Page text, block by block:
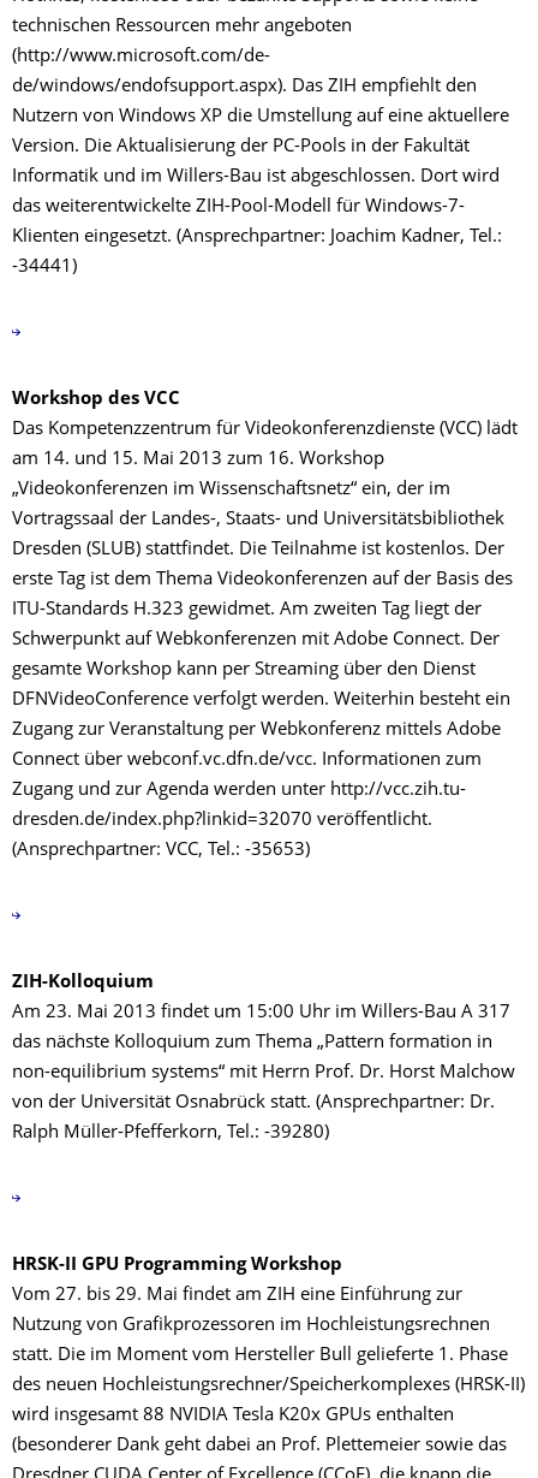
technischen Ressourcen mehr angeboten
(http://www.microsoft.com/de-
de/windows/endofsupport.aspx). Das ZIH empfiehlt den
Nutzern von Windows XP die Umstellung auf eine aktuellere
Version. Die Aktualisierung der PC-Pools in der Fakultät
Informatik und im Willers-Bau ist abgeschlossen. Dort wird
das weiterentwickelte ZIH-Pool-Modell für Windows-7-
Klienten eingesetzt. (Ansprechpartner: Joachim Kadner, Tel.:
-34441)
Workshop des VCC
Das Kompetenzzentrum für Videokonferenzdienste (VCC) lädt
am 14. und 15. Mai 2013 zum 16. Workshop
„Videokonferenzen im Wissenschaftsnetz“ ein, der im
Vortragssaal der Landes-, Staats- und Universitätsbibliothek
Dresden (SLUB) stattfindet. Die Teilnahme ist kostenlos. Der
erste Tag ist dem Thema Videokonferenzen auf der Basis des
ITU-Standards H.323 gewidmet. Am zweiten Tag liegt der
Schwerpunkt auf Webkonferenzen mit Adobe Connect. Der
gesamte Workshop kann per Streaming über den Dienst
DFNVideoConference verfolgt werden. Weiterhin besteht ein
Zugang zur Veranstaltung per Webkonferenz mittels Adobe
Connect über webconf.vc.dfn.de/vcc. Informationen zum
Zugang und zur Agenda werden unter http://vcc.zih.tu-
dresden.de/index.php?linkid=32070 veröffentlicht.
(Ansprechpartner: VCC, Tel.: -35653)
ZIH-Kolloquium
Am 23. Mai 2013 findet um 15:00 Uhr im Willers-Bau A 317
das nächste Kolloquium zum Thema „Pattern formation in
non-equilibrium systems“ mit Herrn Prof. Dr. Horst Malchow
von der Universität Osnabrück statt. (Ansprechpartner: Dr.
Ralph Müller-Pfefferkorn, Tel.: -39280)
HRSK-II GPU Programming Workshop
Vom 27. bis 29. Mai findet am ZIH eine Einführung zur
Nutzung von Grafikprozessoren im Hochleistungsrechnen
statt. Die im Moment vom Hersteller Bull gelieferte 1. Phase
des neuen Hochleistungsrechner/Speicherkomplexes (HRSK-II)
wird insgesamt 88 NVIDIA Tesla K20x GPUs enthalten
(besonderer Dank geht dabei an Prof. Plettemeier sowie das